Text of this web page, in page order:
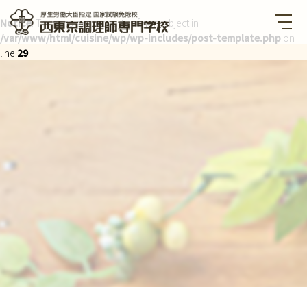
Notice: Trying to get property of non-object in
/var/www/html/cuisine/wp/wp-includes/post-template.php on
line 29
西東京調理師専門学校 厚生労